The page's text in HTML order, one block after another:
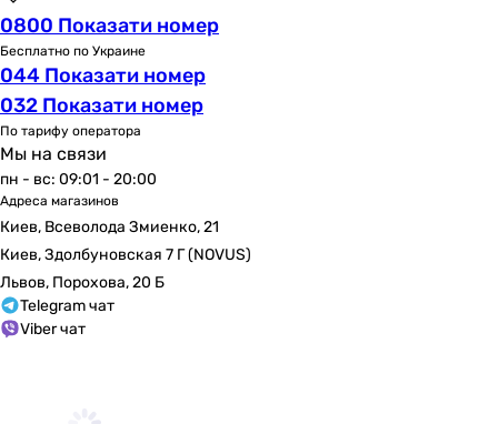
-
-
-
-
-
-
-
для монтажа требуется скрытая часть Nobili WE81200/
-
-
Материал
латунь
латунь
0800 Показати номер
Бесплатно по Украине
044 Показати номер
032 Показати номер
По тарифу оператора
Мы на связи
пн - вс: 09:01 - 20:00
Адреса магазинов
Киев, Всеволода Змиенко, 21
Киев, Здолбуновская 7 Г (NOVUS)
Львов, Порохова, 20 Б
Telegram чат
Viber чат